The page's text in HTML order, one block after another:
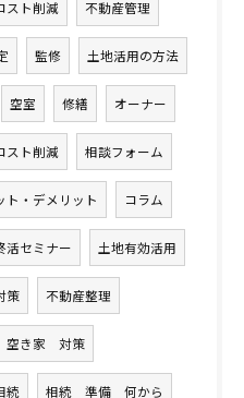
スト削減 不動産管理
監修 土地活用の方法
空室 修繕 オーナー
スト削減 相談フォーム
ト・デメリット コラム
活セミナー 土地有効活用
策 不動産整理
空き家 対策
続 相続 準備 何から